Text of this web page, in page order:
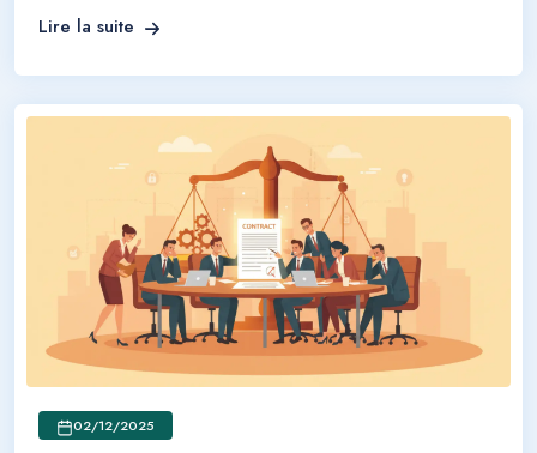
Lire la suite
02/12/2025